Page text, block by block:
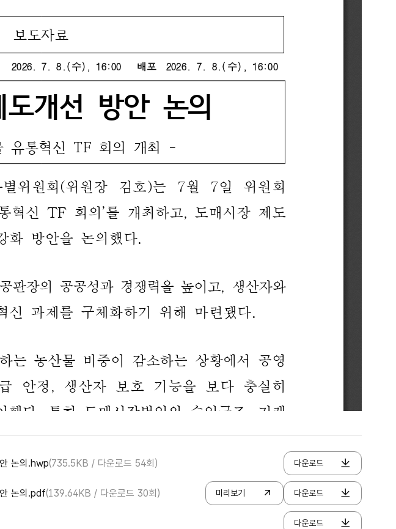
논의.hwp(735.5KB / 다운로드 54회) 다운로드
논의.pdf(139.64KB / 다운로드 30회) 미리보기 다운로드
다운로드